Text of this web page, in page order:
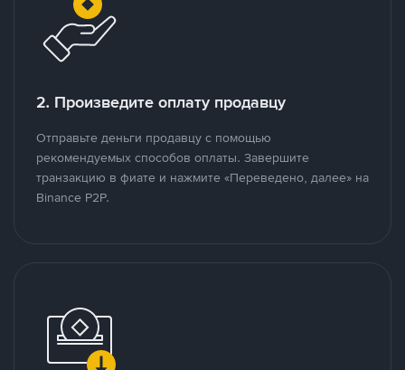
2. Произведите оплату продавцу
Отправьте деньги продавцу с помощью
рекомендуемых способов оплаты. Завершите
транзакцию в фиате и нажмите «Переведено, далее» на
Binance P2P.